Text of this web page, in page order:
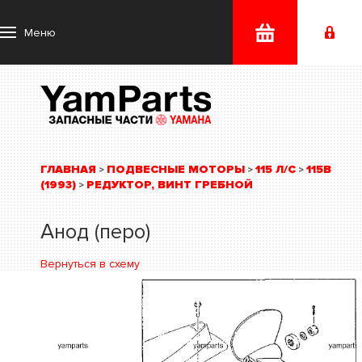
Меню
ГЛАВНАЯ > ПОДВЕСНЫЕ МОТОРЫ > 115 Л/С > 115B
(1993) > РЕДУКТОР, ВИНТ ГРЕБНОЙ
Анод (перо)
Вернуться в схему